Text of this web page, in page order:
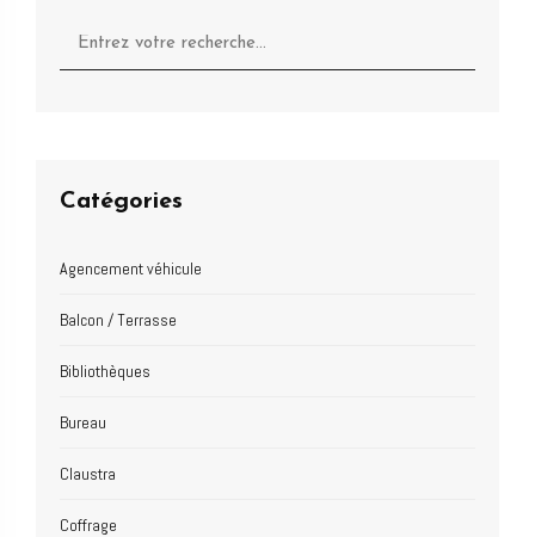
Catégories
Agencement véhicule
Balcon / Terrasse
Bibliothèques
Bureau
Claustra
Coffrage